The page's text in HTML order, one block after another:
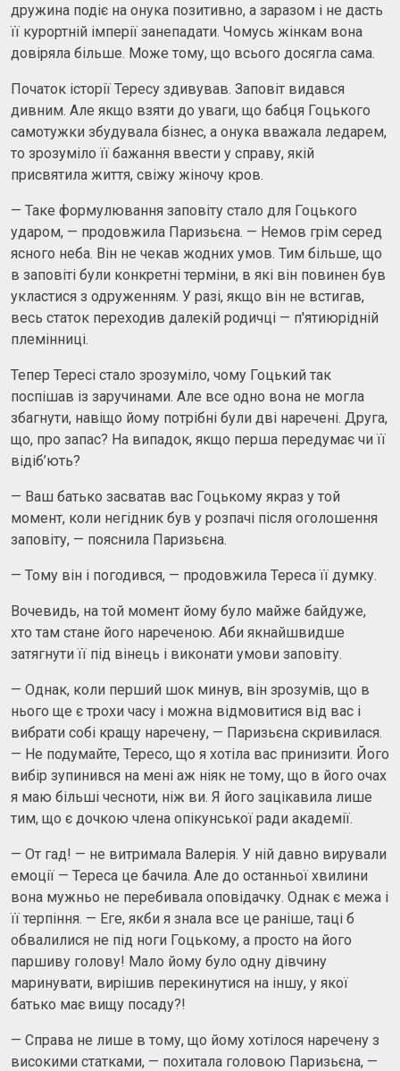
дружина подіє на онука позитивно, а заразом і не дасть
її курортній імперії занепадати. Чомусь жінкам вона
довіряла більше. Може тому, що всього досягла сама.
Початок історії Тересу здивував. Заповіт видався
дивним. Але якщо взяти до уваги, що бабця Гоцького
самотужки збудувала бізнес, а онука вважала ледарем,
то зрозуміло її бажання ввести у справу, якій
присвятила життя, свіжу жіночу кров.
— Таке формулювання заповіту стало для Гоцького
ударом, — продовжила Паризьєна. — Немов грім серед
ясного неба. Він не чекав жодних умов. Тим більше, що
в заповіті були конкретні терміни, в які він повинен був
укластися з одруженням. У разі, якщо він не встигав,
весь статок переходив далекій родичці — п'ятиюрідній
племінниці.
Тепер Тересі стало зрозуміло, чому Гоцький так
поспішав із заручинами. Але все одно вона не могла
збагнути, навіщо йому потрібні були дві наречені. Друга,
що, про запас? На випадок, якщо перша передумає чи її
відіб’ють?
— Ваш батько засватав вас Гоцькому якраз у той
момент, коли негідник був у розпачі після оголошення
заповіту, — пояснила Паризьєна.
— Тому він і погодився, — продовжила Тереса її думку.
Вочевидь, на той момент йому було майже байдуже,
хто там стане його нареченою. Аби якнайшвидше
затягнути її під вінець і виконати умови заповіту.
— Однак, коли перший шок минув, він зрозумів, що в
нього ще є трохи часу і можна відмовитися від вас і
вибрати собі кращу наречену, — Паризьєна скривилася.
— Не подумайте, Тересо, що я хотіла вас принизити. Його
вибір зупинився на мені аж ніяк не тому, що в його очах
я маю більші чесноти, ніж ви. Я його зацікавила лише
тим, що є дочкою члена опікунської ради академії.
— От гад! — не витримала Валерія. У ній давно вирували
емоції — Тереса це бачила. Але до останньої хвилини
вона мужньо не перебивала оповідачку. Однак є межа і
її терпіння. — Еге, якби я знала все це раніше, таці б
обвалилися не під ноги Гоцькому, а просто на його
паршиву голову! Мало йому було одну дівчину
маринувати, вирішив перекинутися на іншу, у якої
батько має вищу посаду?!
— Справа не лише в тому, що йому хотілося наречену з
високими статками, — похитала головою Паризьєна, —